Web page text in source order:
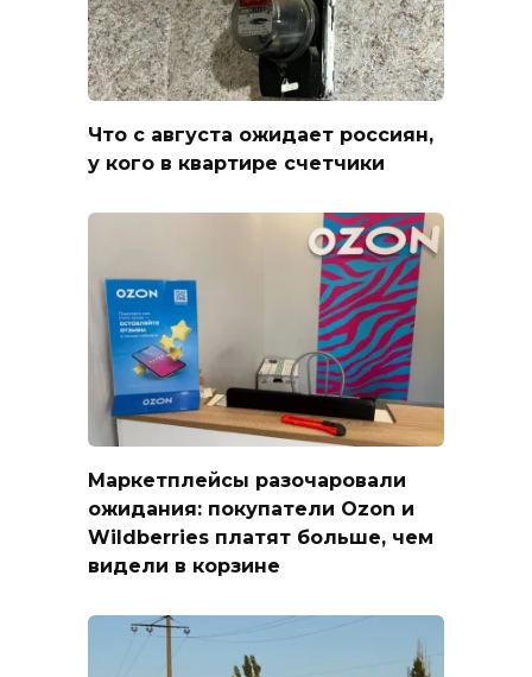
Что с августа ожидает россиян,
у кого в квартире счетчики
Маркетплейсы разочаровали
ожидания: покупатели Ozon и
Wildberries платят больше, чем
видели в корзине